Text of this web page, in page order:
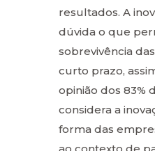
resultados. A
dúvida o que
sobrevivência
curto prazo,
opinião dos 83%
considera a
forma das